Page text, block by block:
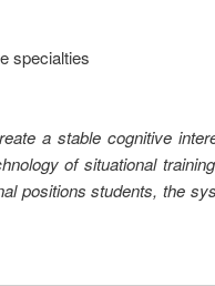
specialties
a stable cognitive
of situational
positions students, the